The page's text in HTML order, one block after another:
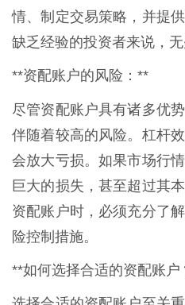
情、制定交易策略，并提
缺乏经验的投资者来说，无
**资配账户的风险：**
尽管资配账户具有诸多优势
伴随着较高的风险。杠杆
会放大亏损。如果市场行
巨大的损失，甚至超过其
资配账户时，必须充分了
险控制措施。
**如何选择合适的资配账户